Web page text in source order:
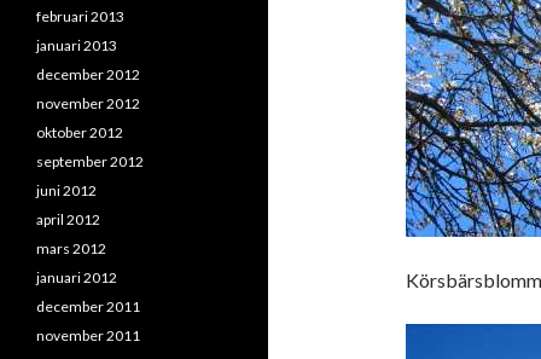
februari 2013
januari 2013
december 2012
november 2012
oktober 2012
september 2012
juni 2012
april 2012
mars 2012
januari 2012
december 2011
november 2011